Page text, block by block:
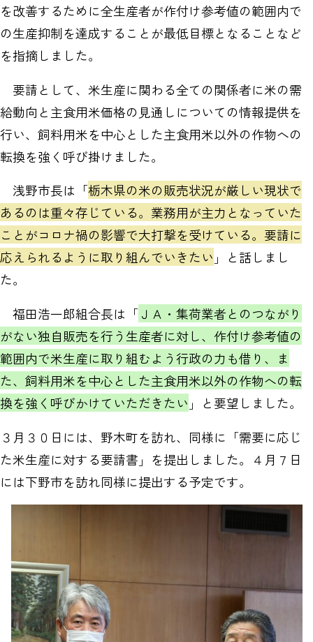
を改善するために全生産者が作付け参考値の範囲内で
の生産抑制を達成することが最低目標となることなど
を指摘しました。
要請として、米生産に関わる全ての関係者に米の需
給動向と主食用米価格の見通しについての情報提供を
行い、飼料用米を中心とした主食用米以外の作物への
転換を強く呼び掛けました。
浅野市長は「栃木県の米の販売状況が厳しい現状で
あるのは重々存じている。業務用が主力となっていた
ことがコロナ禍の影響で大打撃を受けている。要請に
応えられるように取り組んでいきたい 」と話しまし
た。
福田浩一郎組合長は「ＪＡ・集荷業者とのつながり
がない独自販売を行う生産者に対し、作付け参考値の
範囲内で米生産に取り組むよう行政の力も借り、ま
た、飼料用米を中心とした主食用米以外の作物への転
換を強く呼びかけていただきたい 」と要望しました。
３月３０日には、野木町を訪れ、同様に「需要に応じ
た米生産に対する要請書」を提出しました。４月７日
には下野市を訪れ同様に提出する予定です。